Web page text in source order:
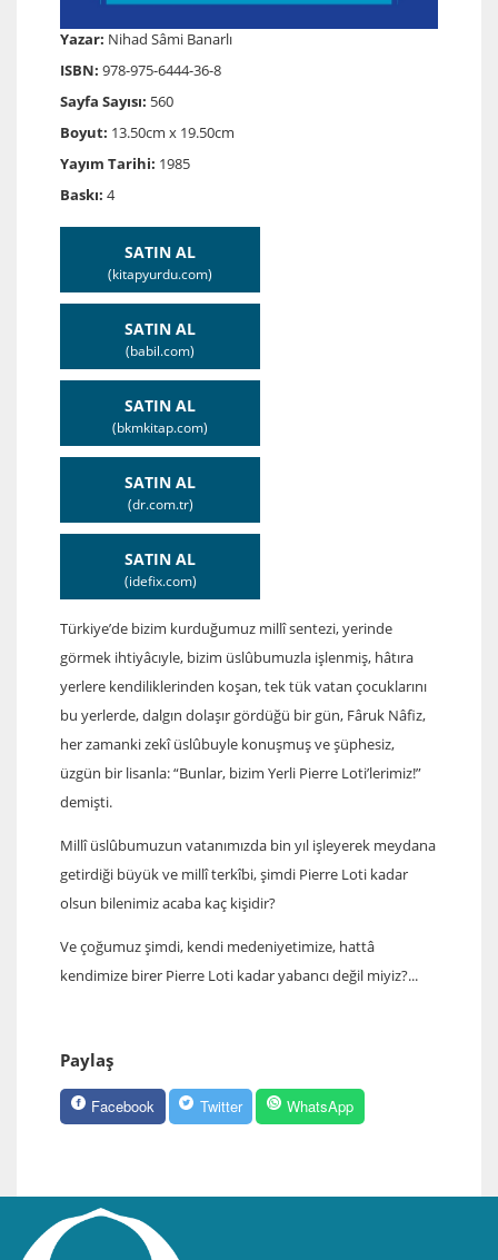
Yazar: Nihad Sâmi Banarlı
ISBN: 978-975-6444-36-8
Sayfa Sayısı: 560
Boyut: 13.50cm x 19.50cm
Yayım Tarihi: 1985
Baskı: 4
SATIN AL
(kitapyurdu.com)
SATIN AL
(babil.com)
SATIN AL
(bkmkitap.com)
SATIN AL
(dr.com.tr)
SATIN AL
(idefix.com)
Türkiye’de bizim kurduğumuz millî sentezi, yerinde
görmek ihtiyâcıyle, bizim üslûbumuzla işlenmiş, hâtıra
yerlere kendiliklerinden koşan, tek tük vatan çocuklarını
bu yerlerde, dalgın dolaşır gördüğü bir gün, Fâruk Nâfiz,
her zamanki zekî üslûbuyle konuşmuş ve şüphesiz,
üzgün bir lisanla: “Bunlar, bizim Yerli Pierre Loti’lerimiz!”
demişti.
Millî üslûbumuzun vatanımızda bin yıl işleyerek meydana
getirdiği büyük ve millî terkîbi, şimdi Pierre Loti kadar
olsun bilenimiz acaba kaç kişidir?
Ve çoğumuz şimdi, kendi medeniyetimize, hattâ
kendimize birer Pierre Loti kadar yabancı değil miyiz?...
Paylaş
Facebook Twitter WhatsApp